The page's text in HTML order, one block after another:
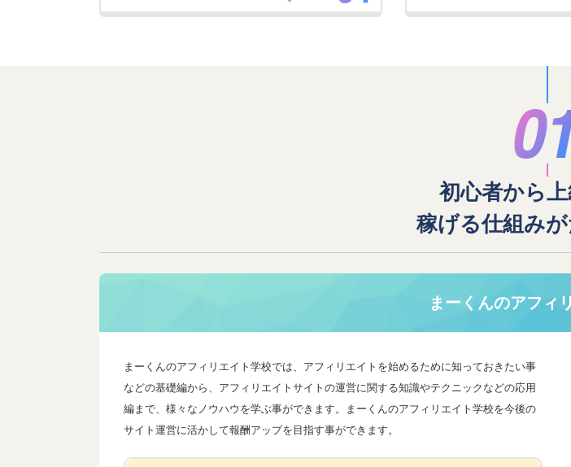
初心者から
稼げる仕組みが
まーくんのアフィ
まーくんのアフィリエイト学校では、アフィリエイトを始めるために知っておきたい事
などの基礎編から、アフィリエイトサイトの運営に関する知識やテクニックなどの応用
編まで、様々なノウハウを学ぶ事ができます。まーくんのアフィリエイト学校を今後の
サイト運営に活かして報酬アップを目指す事ができます。